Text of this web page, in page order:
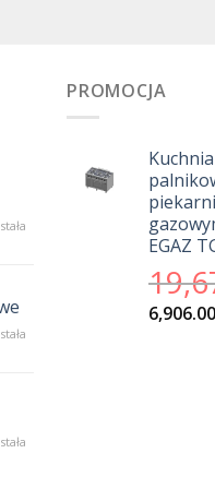
PROMOCJA
EGAZ
6,906.00